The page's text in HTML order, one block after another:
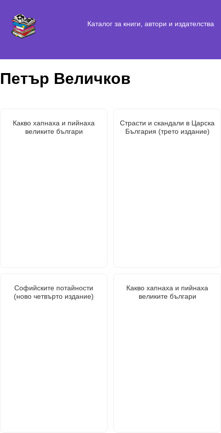
Каталог за книги, автори и издателства
Петър Величков
Какво хапнаха и пийнаха
великите българи
Страсти и скандали в Царска
България (трето издание)
Софийските потайности
(ново четвърто издание)
Какво хапнаха и пийнаха
великите българи